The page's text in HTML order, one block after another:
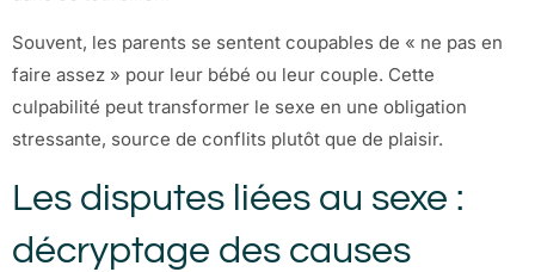
Souvent, les parents se sentent coupables de « ne pas en
faire assez » pour leur bébé ou leur couple. Cette
culpabilité peut transformer le sexe en une obligation
stressante, source de conflits plutôt que de plaisir.
Les disputes liées au sexe :
décryptage des causes